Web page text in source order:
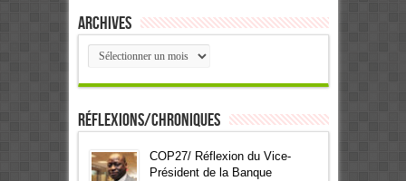
Archives
Archives
Réflexions/Chroniques
COP27/ Réflexion du Vice-
Président de la Banque